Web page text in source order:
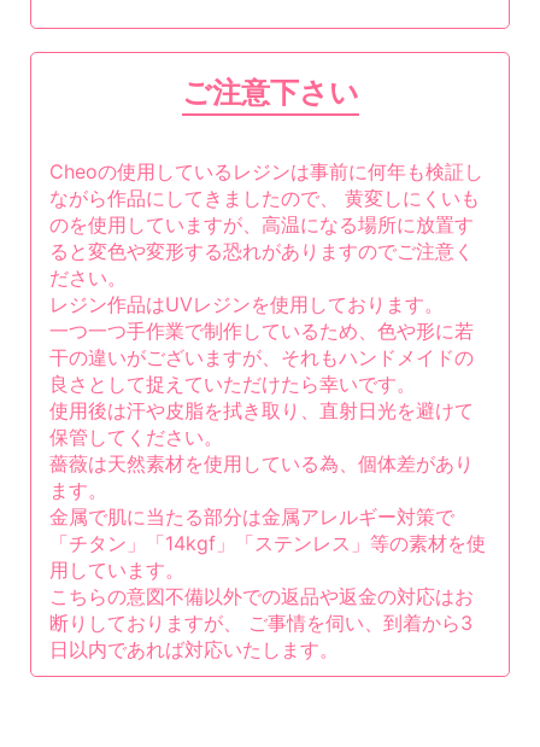
ご注意下さい
Cheoの使用しているレジンは事前に何年も検証し
ながら作品にしてきましたので、 黄変しにくいも
のを使用していますが、高温になる場所に放置す
ると変色や変形する恐れがありますのでご注意く
ださい。
レジン作品はUVレジンを使用しております。
一つ一つ手作業で制作しているため、色や形に若
干の違いがございますが、それもハンドメイドの
良さとして捉えていただけたら幸いです。
使用後は汗や皮脂を拭き取り、直射日光を避けて
保管してください。
薔薇は天然素材を使用している為、個体差があり
ます。
金属で肌に当たる部分は金属アレルギー対策で
「チタン」「14kgf」「ステンレス」等の素材を使
用しています。
こちらの意図不備以外での返品や返金の対応はお
断りしておりますが、 ご事情を伺い、到着から3
日以内であれば対応いたします。